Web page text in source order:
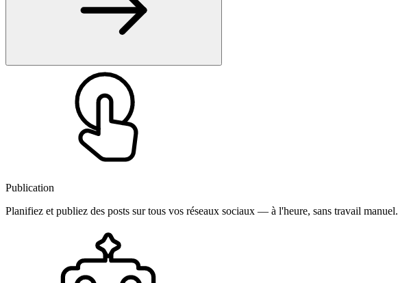
Publication
Planifiez et publiez des posts sur tous vos réseaux sociaux — à l'heure, sans travail manuel.